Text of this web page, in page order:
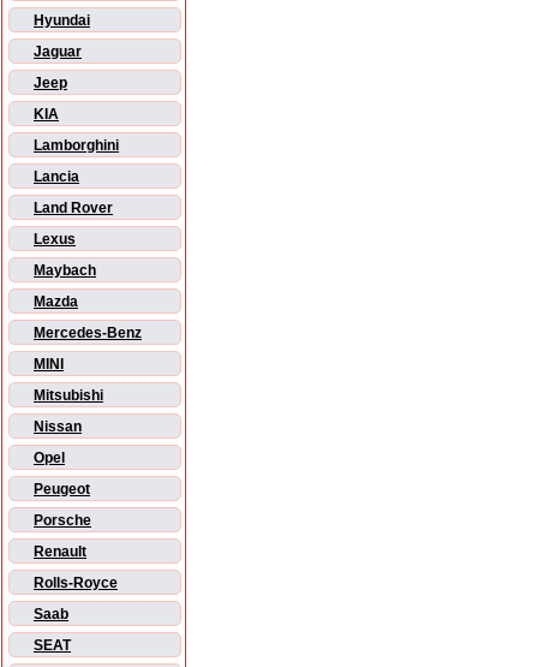
Hyundai
Jaguar
Jeep
KIA
Lamborghini
Lancia
Land Rover
Lexus
Maybach
Mazda
Mercedes-Benz
MINI
Mitsubishi
Nissan
Opel
Peugeot
Porsche
Renault
Rolls-Royce
Saab
SEAT